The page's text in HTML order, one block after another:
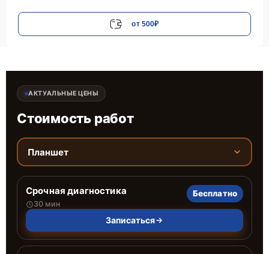
от 500₽
АКТУАЛЬНЫЕ ЦЕНЫ
Стоимость работ
Планшет
Срочная диагностика
30 мин
Бесплатно
Записаться